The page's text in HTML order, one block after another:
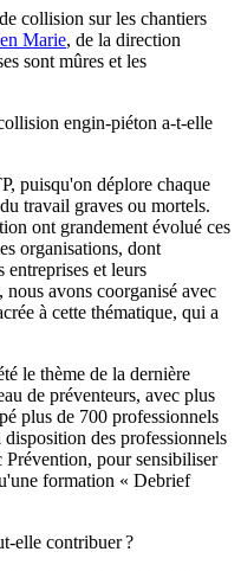
collision sur les chantiers
Marie, de la direction
sont mûres et les
engin-piéton a-t-elle
puisqu'on déplore chaque
travail graves ou mortels.
ont grandement évolué ces
organisations, dont
et leurs
avons coorganisé avec
à cette thématique, qui a
le thème de la dernière
de préventeurs, avec plus
plus de 700 professionnels
des professionnels
pour sensibiliser
formation « Debrief
elle contribuer ?